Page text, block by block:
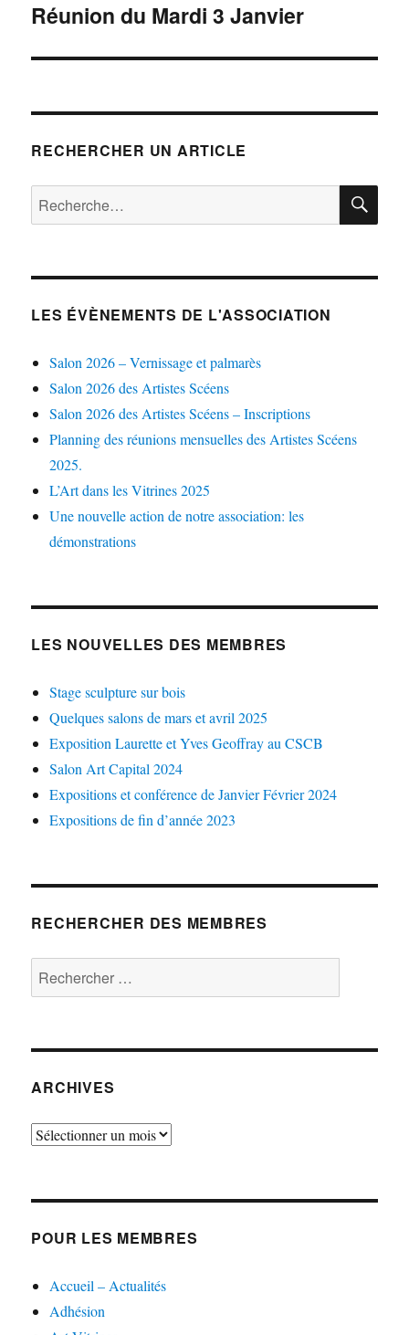
Publication
Réunion du Mardi 3 Janvier
RECHERCHER UN ARTICLE
Recherche
pour :
LES ÉVÈNEMENTS DE L'ASSOCIATION
Salon 2026 – Vernissage et palmarès
Salon 2026 des Artistes Scéens
Salon 2026 des Artistes Scéens – Inscriptions
Planning des réunions mensuelles des Artistes Scéens
2025.
L’Art dans les Vitrines 2025
Une nouvelle action de notre association: les
démonstrations
LES NOUVELLES DES MEMBRES
Stage sculpture sur bois
Quelques salons de mars et avril 2025
Exposition Laurette et Yves Geoffray au CSCB
Salon Art Capital 2024
Expositions et conférence de Janvier Février 2024
Expositions de fin d’année 2023
RECHERCHER DES MEMBRES
Rechercher :
ARCHIVES
Archives
POUR LES MEMBRES
Accueil – Actualités
Adhésion